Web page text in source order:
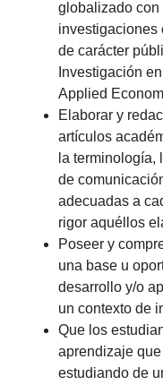
globalizado con
investigaciones
de carácter
Investigación
Applied
Elaborar y
artículos
la terminología,
de
adecuadas a
rigor aquéllos
Poseer y
una base u
desarrollo y/o
un contexto de
Que los
aprendizaje
estudiando de